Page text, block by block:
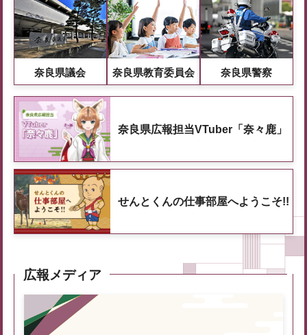
奈良県議会 奈良県教育委員会 奈良県警察
奈良県広報担当VTuber「奈々鹿」
せんとくんの仕事部屋へようこそ!!
広報メディア